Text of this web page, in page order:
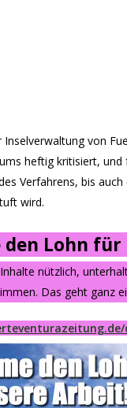
Inselverwaltung von
heftig kritisiert,
Verfahrens, bis
wird.
den Lohn
nützlich,
Das geht ganz